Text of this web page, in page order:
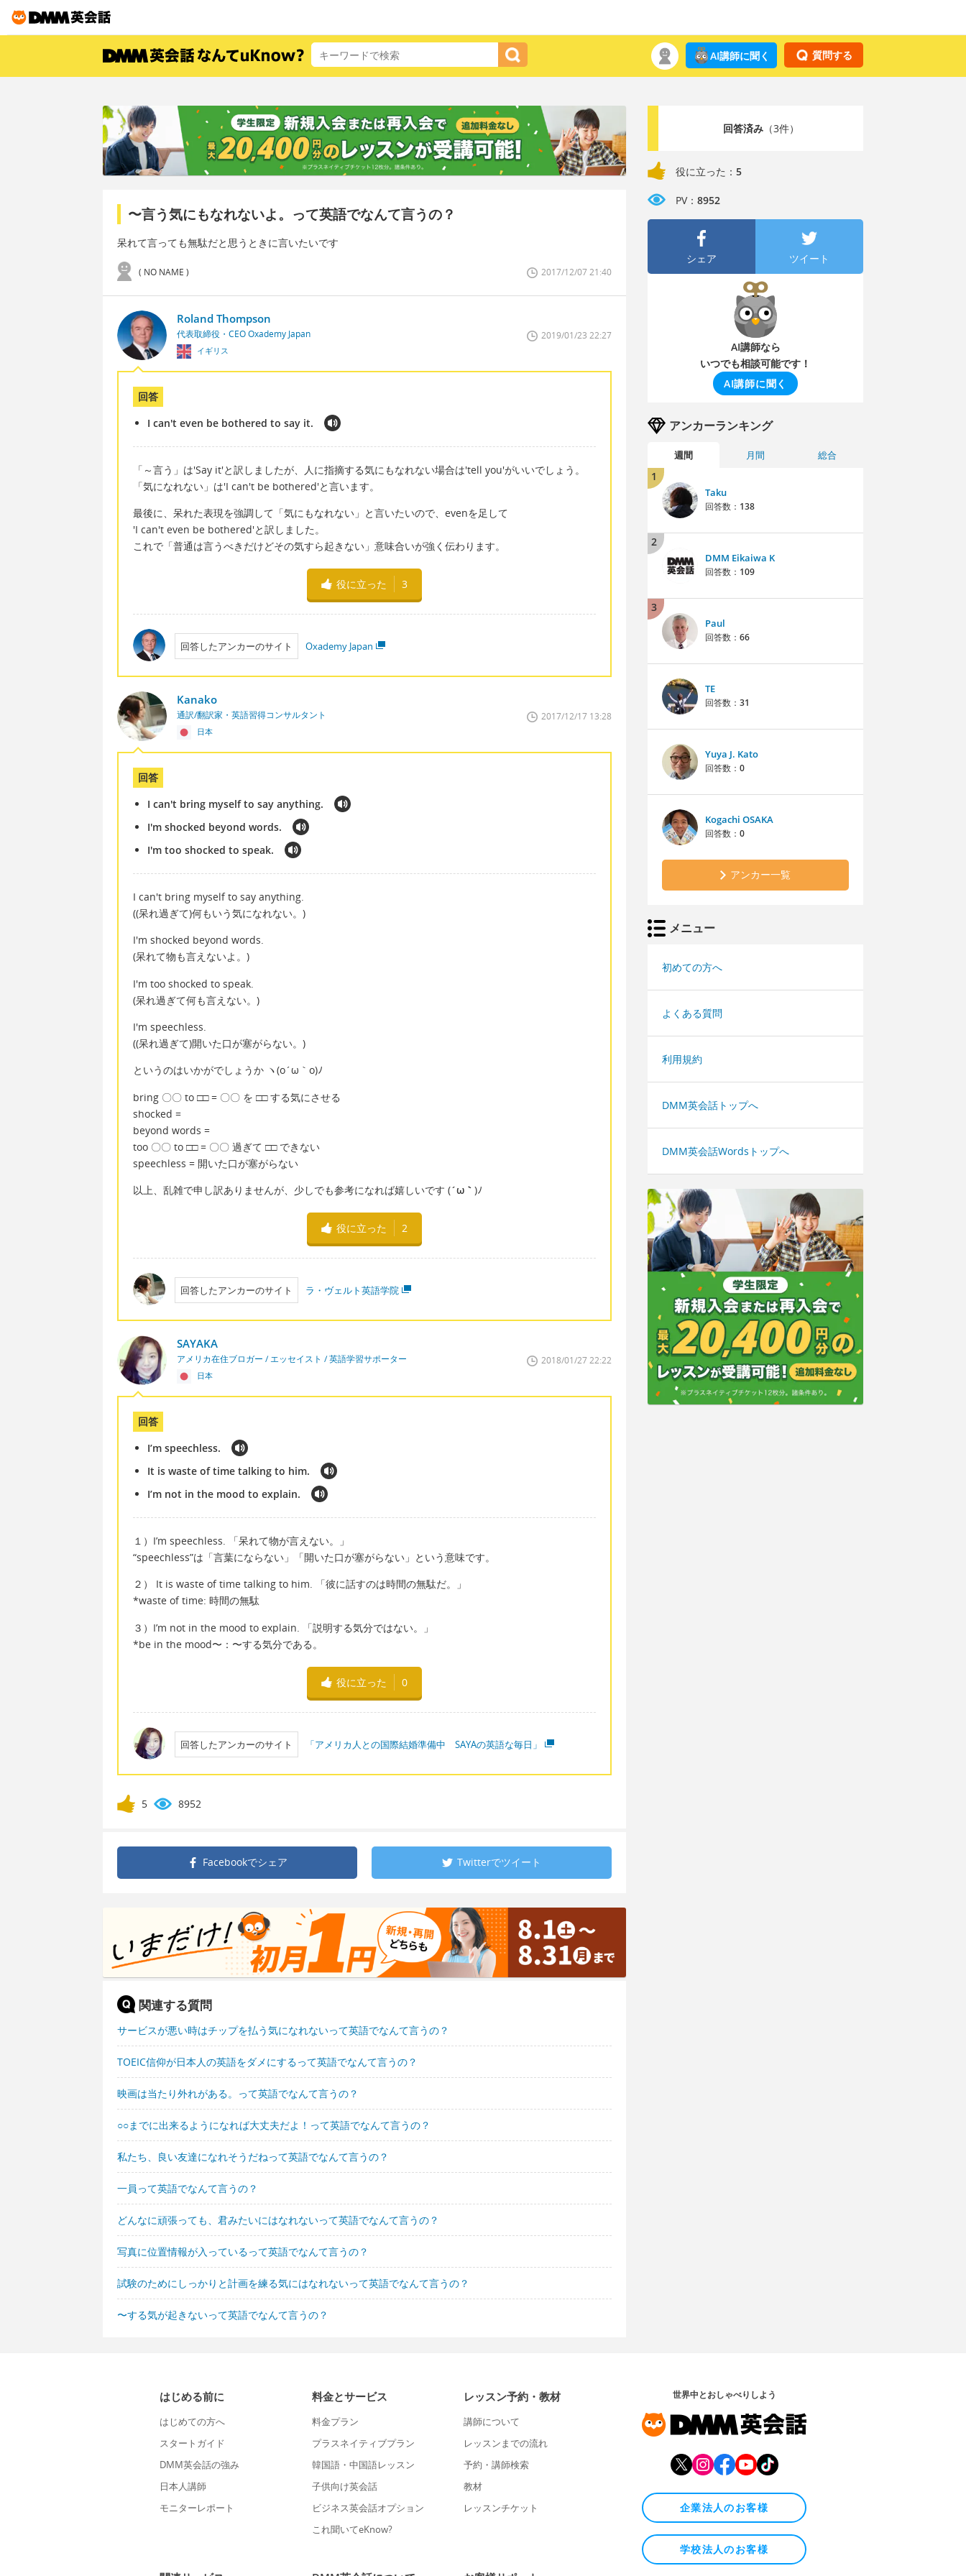
質問する
AI講師に聞く
〜言う気にもなれないよ。って英語でなんて言うの？
呆れて言っても無駄だと思うときに言いたいです
( NO NAME ) 2017/12/07 21:40
Roland Thompson
代表取締役・CEO Oxademy Japan
イギリス
2019/01/23 22:27
回答
I can't even be bothered to say it.
「～言う」は'Say it'と訳しましたが、人に指摘する気にもなれない場合は'tell you'がいいでしょう。
「気になれない」は'I can't be bothered'と言います。
最後に、呆れた表現を強調して「気にもなれない」と言いたいので、evenを足して
'I can't even be bothered'と訳しました。
これで「普通は言うべきだけどその気すら起きない」意味合いが強く伝わります。
役に立った 3
回答したアンカーのサイト Oxademy Japan
Kanako
通訳/翻訳家・英語習得コンサルタント
日本
2017/12/17 13:28
回答
I can't bring myself to say anything.
I'm shocked beyond words.
I'm too shocked to speak.
I can't bring myself to say anything.
((呆れ過ぎて)何もいう気になれない。)
I'm shocked beyond words.
(呆れて物も言えないよ。)
I'm too shocked to speak.
(呆れ過ぎて何も言えない。)
I'm speechless.
((呆れ過ぎて)開いた口が塞がらない。)
というのはいかがでしょうか ヽ(o´ω｀o)ﾉ
bring 〇〇 to □□ = 〇〇 を □□ する気にさせる
shocked =
beyond words =
too 〇〇 to □□ = 〇〇 過ぎて □□ できない
speechless = 開いた口が塞がらない
以上、乱雑で申し訳ありませんが、少しでも参考になれば嬉しいです (´ω｀ )ﾉ
役に立った 2
回答したアンカーのサイト ラ・ヴェルト英語学院
SAYAKA
アメリカ在住ブロガー / エッセイスト / 英語学習サポーター
日本
2018/01/27 22:22
回答
I’m speechless.
It is waste of time talking to him.
I’m not in the mood to explain.
１）I’m speechless. 「呆れて物が言えない。」
“speechless”は「言葉にならない」「開いた口が塞がらない」という意味です。
２） It is waste of time talking to him. 「彼に話すのは時間の無駄だ。」
*waste of time: 時間の無駄
３）I’m not in the mood to explain. 「説明する気分ではない。」
*be in the mood〜：〜する気分である。
役に立った 0
回答したアンカーのサイト 「アメリカ人との国際結婚準備中 SAYAの英語な毎日」
5 8952
Facebookでシェア Twitterでツイート
関連する質問
サービスが悪い時はチップを払う気になれないって英語でなんて言うの？
TOEIC信仰が日本人の英語をダメにするって英語でなんて言うの？
映画は当たり外れがある。って英語でなんて言うの？
○○までに出来るようになれば大丈夫だよ！って英語でなんて言うの？
私たち、良い友達になれそうだねって英語でなんて言うの？
一員って英語でなんて言うの？
どんなに頑張っても、君みたいにはなれないって英語でなんて言うの？
写真に位置情報が入っているって英語でなんて言うの？
試験のためにしっかりと計画を練る気にはなれないって英語でなんて言うの？
〜する気が起きないって英語でなんて言うの？
回答済み（3件）
役に立った： 5
PV： 8952
シェア ツイート
AI講師なら
いつでも相談可能です！
AI講師に聞く
アンカーランキング
週間 月間 総合
1
Taku
回答数： 138
2
DMM Eikaiwa K
回答数： 109
3
Paul
回答数： 66
TE
回答数： 31
Yuya J. Kato
回答数： 0
Kogachi OSAKA
回答数： 0
アンカー一覧
メニュー
初めての方へ
よくある質問
利用規約
DMM英会話トップへ
DMM英会話Wordsトップへ
はじめる前に
はじめての方へ
スタートガイド
DMM英会話の強み
日本人講師
モニターレポート
料金とサービス
料金プラン
プラスネイティブプラン
韓国語・中国語レッスン
子供向け英会話
ビジネス英会話オプション
これ聞いてeKnow?
レッスン予約・教材
講師について
レッスンまでの流れ
予約・講師検索
教材
レッスンチケット
世界中とおしゃべりしよう
企業法人のお客様
学校法人のお客様